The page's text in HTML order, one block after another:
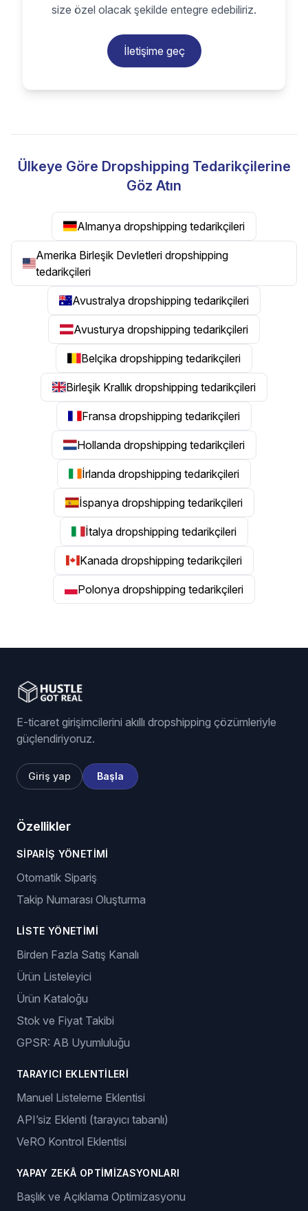
size özel olacak şekilde entegre edebiliriz.
İletişime geç
Ülkeye Göre Dropshipping Tedarikçilerine
Göz Atın
Almanya dropshipping tedarikçileri
Amerika Birleşik Devletleri dropshipping
tedarikçileri
Avustralya dropshipping tedarikçileri
Avusturya dropshipping tedarikçileri
Belçika dropshipping tedarikçileri
Birleşik Krallık dropshipping tedarikçileri
Fransa dropshipping tedarikçileri
Hollanda dropshipping tedarikçileri
İrlanda dropshipping tedarikçileri
İspanya dropshipping tedarikçileri
İtalya dropshipping tedarikçileri
Kanada dropshipping tedarikçileri
Polonya dropshipping tedarikçileri
E-ticaret girişimcilerini akıllı dropshipping çözümleriyle
güçlendiriyoruz.
Giriş yap Başla
Özellikler
SIPARIŞ YÖNETIMI
Otomatik Sipariş
Takip Numarası Oluşturma
LISTE YÖNETIMI
Birden Fazla Satış Kanalı
Ürün Listeleyici
Ürün Kataloğu
Stok ve Fiyat Takibi
GPSR: AB Uyumluluğu
TARAYICI EKLENTILERI
Manuel Listeleme Eklentisi
API’siz Eklenti (tarayıcı tabanlı)
VeRO Kontrol Eklentisi
YAPAY ZEKÂ OPTIMIZASYONLARI
Başlık ve Açıklama Optimizasyonu